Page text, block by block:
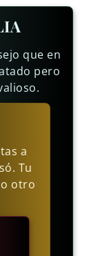
que en
pero
a
Tu
otro